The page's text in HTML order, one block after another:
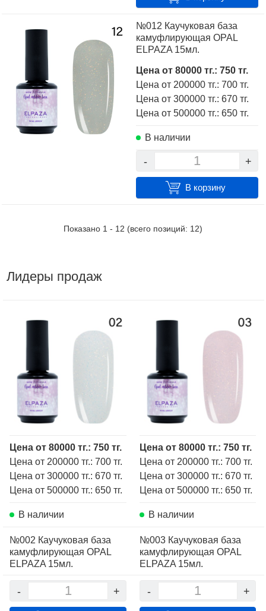
№012 Каучуковая база
камуфлирующая OPAL
ELPAZA 15мл.
Цена от 80000 тг.: 750 тг.
Цена от 200000 тг.: 700 тг.
Цена от 300000 тг.: 670 тг.
Цена от 500000 тг.: 650 тг.
В наличии
+
-
В корзину
Показано 1 - 12 (всего позиций: 12)
Лидеры продаж
Цена от 80000 тг.: 750 тг.
Цена от 200000 тг.: 700 тг.
Цена от 300000 тг.: 670 тг.
Цена от 500000 тг.: 650 тг.
В наличии
№002 Каучуковая база
камуфлирующая OPAL
ELPAZA 15мл.
+
-
Цена от 80000 тг.: 750 тг.
Цена от 200000 тг.: 700 тг.
Цена от 300000 тг.: 670 тг.
Цена от 500000 тг.: 650 тг.
В наличии
№003 Каучуковая база
камуфлирующая OPAL
ELPAZA 15мл.
+
-